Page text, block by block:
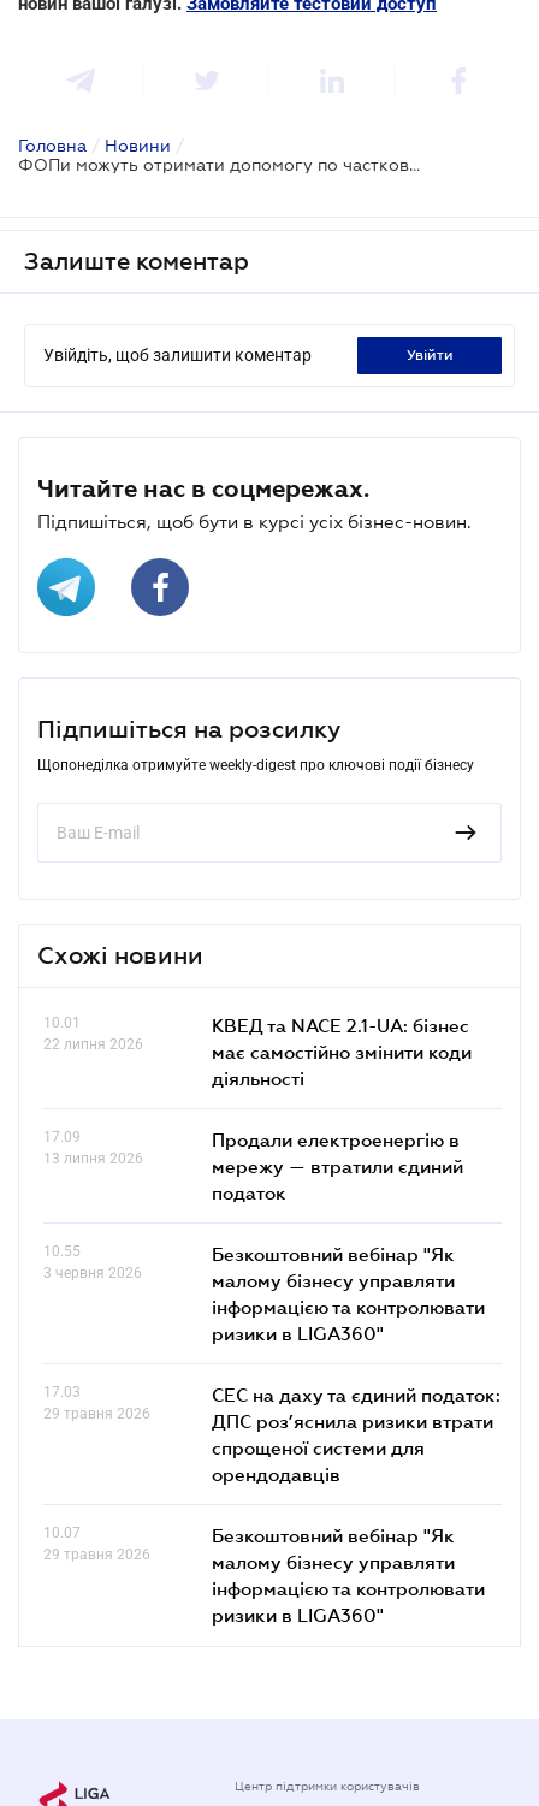
Головна / Новини /
ФОПи можуть отримати допомогу по частковому безробіттю
Залиште коментар
Увійдіть, щоб залишити коментар увійти
Читайте нас в соцмережах.
Підпишіться, щоб бути в курсі усіх бізнес-новин.
Підпишіться на розсилку
Щопонеділка отримуйте weekly-digest про ключові події бізнесу
Схожі новини
10.01
22 липня 2026
КВЕД та NACE 2.1-UA: бізнес
має самостійно змінити коди
діяльності
17.09
13 липня 2026
Продали електроенергію в
мережу — втратили єдиний
податок
10.55
3 червня 2026
Безкоштовний вебінар "Як
малому бізнесу управляти
інформацією та контролювати
ризики в LIGA360"
17.03
29 травня 2026
СЕС на даху та єдиний податок:
ДПС роз’яснила ризики втрати
спрощеної системи для
орендодавців
10.07
29 травня 2026
Безкоштовний вебінар "Як
малому бізнесу управляти
інформацією та контролювати
ризики в LIGA360"
Центр підтримки користувачів